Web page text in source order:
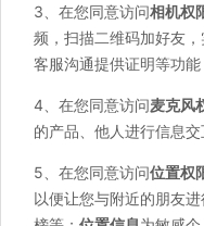
3、在您同意访问相机权
频，扫描二维码加好友
客服沟通提供证明等功能
4、在您同意访问麦克风
的产品、他人进行信息
5、在您同意访问位置权
以便让您与附近的朋友